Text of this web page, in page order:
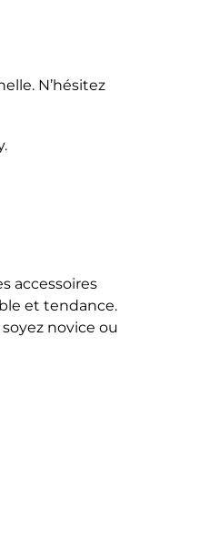
N’hésitez
accessoires
et tendance.
novice ou